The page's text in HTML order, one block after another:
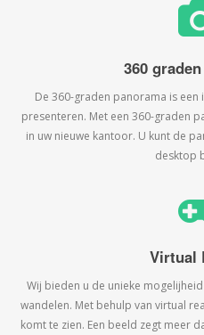
360
De 360-graden panorama is
presenteren. Met een 360-graden
in uw nieuwe kantoor. U kunt de
desktop
Virtual
Wij bieden u de unieke
wandelen. Met behulp van virtual
komt te zien. Een beeld zegt meer